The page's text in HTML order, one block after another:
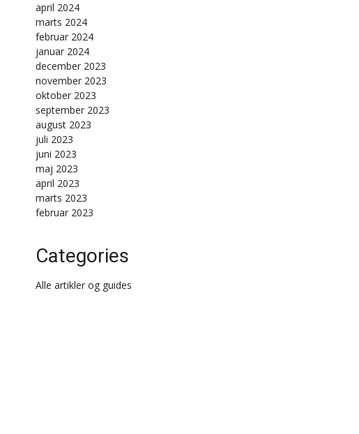
april 2024
marts 2024
februar 2024
januar 2024
december 2023
november 2023
oktober 2023
september 2023
august 2023
juli 2023
juni 2023
maj 2023
april 2023
marts 2023
februar 2023
Categories
Alle artikler og guides